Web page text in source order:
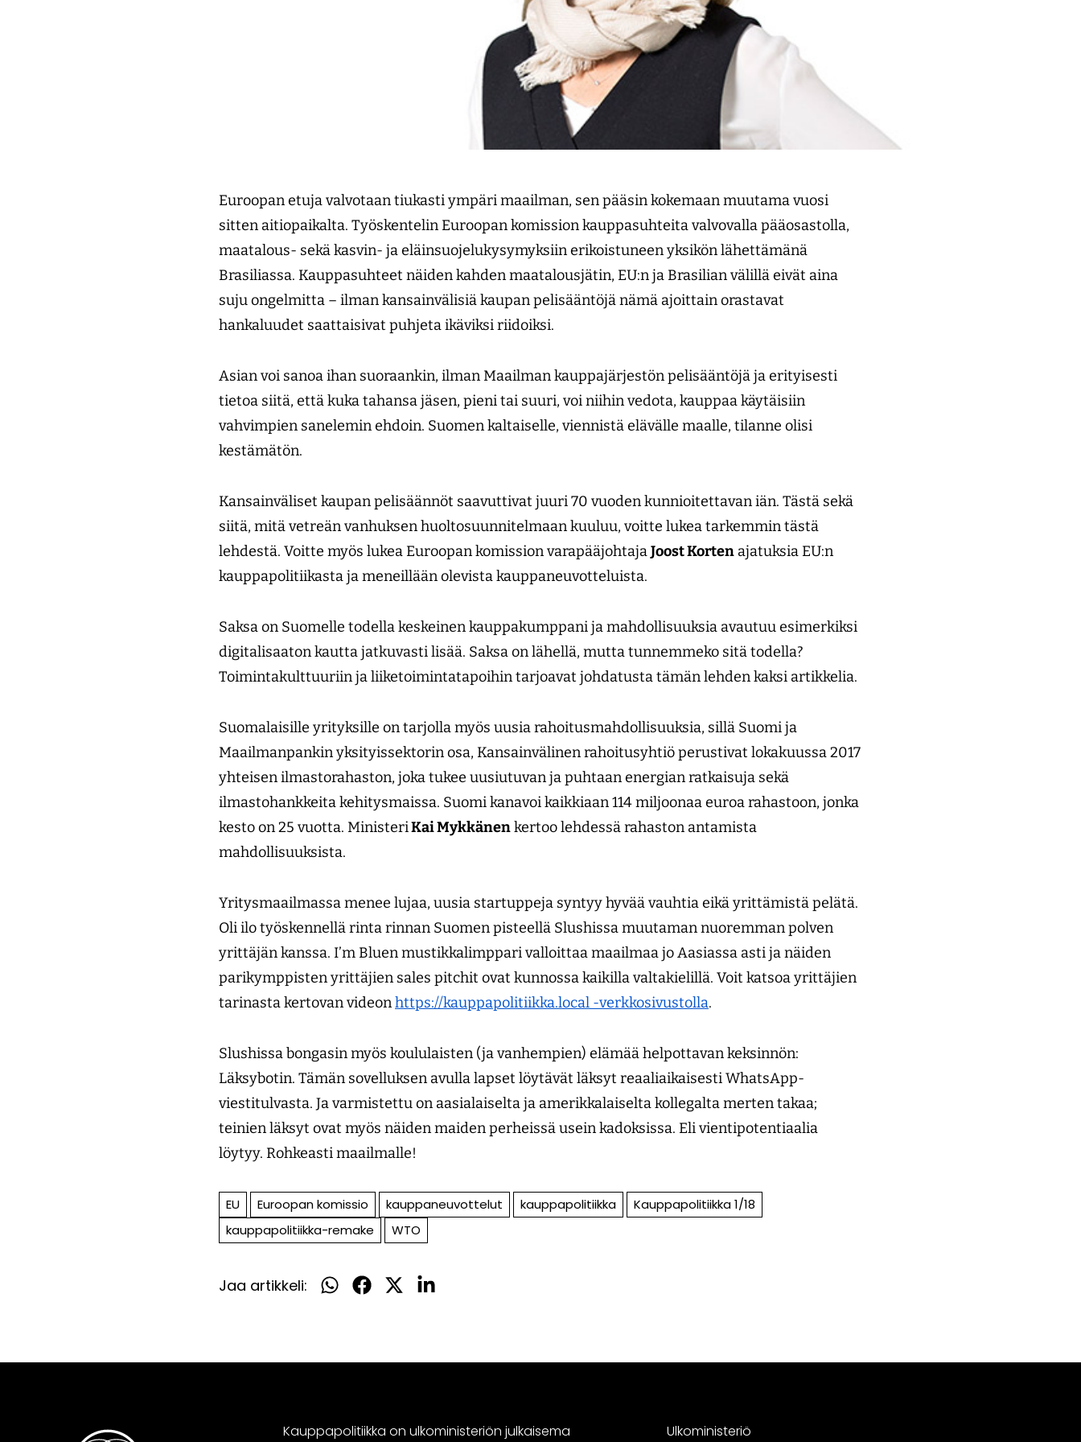
Euroopan etuja valvotaan tiukasti ympäri maailman, sen pääsin kokemaan muutama vuosi
sitten aitiopaikalta. Työskentelin Euroopan komission kauppasuhteita valvovalla pääosastolla,
maatalous- sekä kasvin- ja eläinsuojelukysymyksiin erikoistuneen yksikön lähettämänä
Brasiliassa. Kauppasuhteet näiden kahden maatalousjätin, EU:n ja Brasilian välillä eivät aina
suju ongelmitta – ilman kansainvälisiä kaupan pelisääntöjä nämä ajoittain orastavat
hankaluudet saattaisivat puhjeta ikäviksi riidoiksi.
Asian voi sanoa ihan suoraankin, ilman Maailman kauppajärjestön pelisääntöjä ja erityisesti
tietoa siitä, että kuka tahansa jäsen, pieni tai suuri, voi niihin vedota, kauppaa käytäisiin
vahvimpien sanelemin ehdoin. Suomen kaltaiselle, viennistä elävälle maalle, tilanne olisi
kestämätön.
Kansainväliset kaupan pelisäännöt saavuttivat juuri 70 vuoden kunnioitettavan iän. Tästä sekä
siitä, mitä vetreän vanhuksen huoltosuunnitelmaan kuuluu, voitte lukea tarkemmin tästä
lehdestä. Voitte myös lukea Euroopan komission varapääjohtajaJoost Korten ajatuksia EU:n
kauppapolitiikasta ja meneillään olevista kauppaneuvotteluista.
Saksa on Suomelle todella keskeinen kauppakumppani ja mahdollisuuksia avautuu esimerkiksi
digitalisaaton kautta jatkuvasti lisää. Saksa on lähellä, mutta tunnemmeko sitä todella?
Toimintakulttuuriin ja liiketoimintatapoihin tarjoavat johdatusta tämän lehden kaksi artikkelia.
Suomalaisille yrityksille on tarjolla myös uusia rahoitusmahdollisuuksia, sillä Suomi ja
Maailmanpankin yksityissektorin osa, Kansainvälinen rahoitusyhtiö perustivat lokakuussa 2017
yhteisen ilmastorahaston, joka tukee uusiutuvan ja puhtaan energian ratkaisuja sekä
ilmastohankkeita kehitysmaissa. Suomi kanavoi kaikkiaan 114 miljoonaa euroa rahastoon, jonka
kesto on 25 vuotta. MinisteriKai Mykkänenkertoo lehdessä rahaston antamista
mahdollisuuksista.
Yritysmaailmassa menee lujaa, uusia startuppeja syntyy hyvää vauhtia eikä yrittämistä pelätä.
Oli ilo työskennellä rinta rinnan Suomen pisteellä Slushissa muutaman nuoremman polven
yrittäjän kanssa. I’m Bluen mustikkalimppari valloittaa maailmaa jo Aasiassa asti ja näiden
parikymppisten yrittäjien sales pitchit ovat kunnossa kaikilla valtakielillä. Voit katsoa yrittäjien
tarinasta kertovan videonhttps://kauppapolitiikka.local -verkkosivustolla.
Slushissa bongasin myös koululaisten (ja vanhempien) elämää helpottavan keksinnön:
Läksybotin. Tämän sovelluksen avulla lapset löytävät läksyt reaaliaikaisesti WhatsApp-
viestitulvasta. Ja varmistettu on aasialaiselta ja amerikkalaiselta kollegalta merten takaa;
teinien läksyt ovat myös näiden maiden perheissä usein kadoksissa. Eli vientipotentiaalia
löytyy. Rohkeasti maailmalle!
EU Euroopan komissio kauppaneuvottelut kauppapolitiikka
Kauppapolitiikka 1/18
kauppapolitiikka-remake
WTO
Jaa artikkeli:
Jaa
Jaa
Jaa
Jaa
Kauppapolitiikka on ulkoministeriön julkaisema Ulkoministeriö